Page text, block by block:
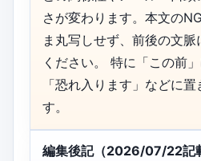
さが変わります。本文の
ま丸写しせず、前後の文
ください。 特に「この前
「恐れ入ります」などに
す。
編集後記（2026/07/22記